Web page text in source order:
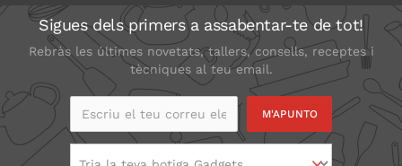
Sigues dels primers a assabentar-te de tot!
Rebràs les últimes novetats, tallers, consells, receptes i
tècniques al teu email.
Escriu el teu correu
Tria la teva botiga Gadgets